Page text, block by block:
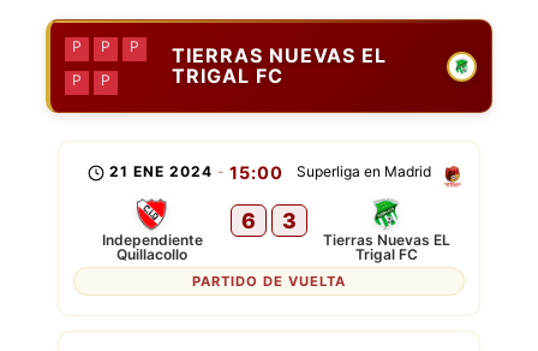
TIERRAS NUEVAS EL
TRIGAL FC
P P
P
P
P
Superliga en Madrid
21 ENE 2024 - 15:00
Independiente
Quillacollo
6 3
Tierras Nuevas EL
Trigal FC
PARTIDO DE VUELTA